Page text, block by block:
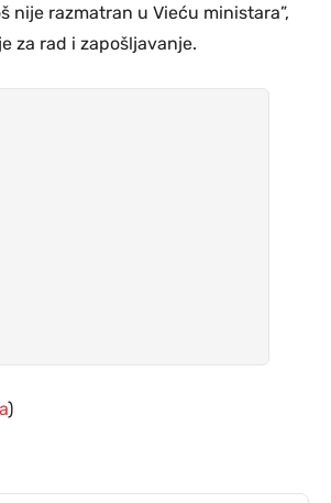
nije razmatran u Vieću ministara”,
za rad i zapošljavanje.
)